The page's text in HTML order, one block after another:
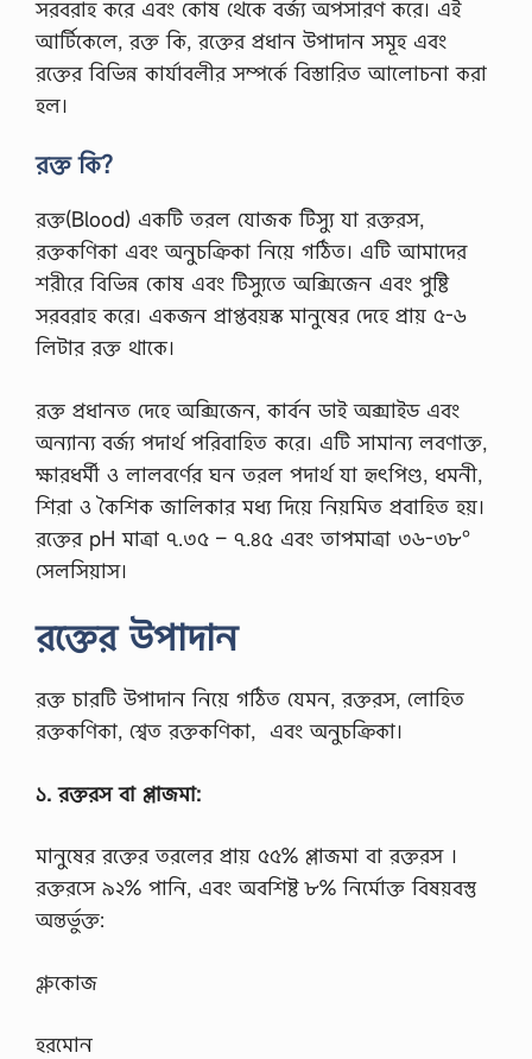
সরবরাহ করে এবং কোষ থেকে বর্জ্য অপসারণ করে। এই
আর্টিকেলে, রক্ত কি, রক্তের প্রধান উপাদান সমূহ এবং
রক্তের বিভিন্ন কার্যাবলীর সম্পর্কে বিস্তারিত আলোচনা করা
হল।
রক্ত কি?
রক্ত(Blood) একটি তরল যোজক টিস্যু যা রক্তরস,
রক্তকণিকা এবং অনুচক্রিকা নিয়ে গঠিত। এটি আমাদের
শরীরে বিভিন্ন কোষ এবং টিস্যুতে অক্সিজেন এবং পুষ্টি
সরবরাহ করে। একজন প্রাপ্তবয়স্ক মানুষের দেহে প্রায় ৫-৬
লিটার রক্ত থাকে।
রক্ত প্রধানত দেহে অক্সিজেন, কার্বন ডাই অক্সাইড এবং
অন্যান্য বর্জ্য পদার্থ পরিবাহিত করে। এটি সামান্য লবণাক্ত,
ক্ষারধর্মী ও লালবর্ণের ঘন তরল পদার্থ যা হৃৎপিণ্ড, ধমনী,
শিরা ও কৈশিক জালিকার মধ্য দিয়ে নিয়মিত প্রবাহিত হয়।
রক্তের pH মাত্রা ৭.৩৫ – ৭.৪৫ এবং তাপমাত্রা ৩৬-৩৮°
সেলসিয়াস।
রক্তের উপাদান
রক্ত চারটি উপাদান নিয়ে গঠিত যেমন, রক্তরস, লোহিত
রক্তকণিকা, শ্বেত রক্তকণিকা, এবং অনুচক্রিকা।
১. রক্তরস বা প্লাজমা:
মানুষের রক্তের তরলের প্রায় ৫৫% প্লাজমা বা রক্তরস ।
রক্তরসে ৯২% পানি, এবং অবশিষ্ট ৮% নির্মোক্ত বিষয়বস্তু
অন্তর্ভুক্ত:
গ্লুকোজ
হরমোন